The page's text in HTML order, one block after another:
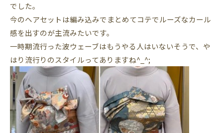
でした。
今のヘアセットは編み込みでまとめてコテでルーズなカール
感を出すのが主流みたいです。
一時期流行った波ウェーブはもうやる人はいないそうで、や
はり流行りのスタイルってありますね^_^;